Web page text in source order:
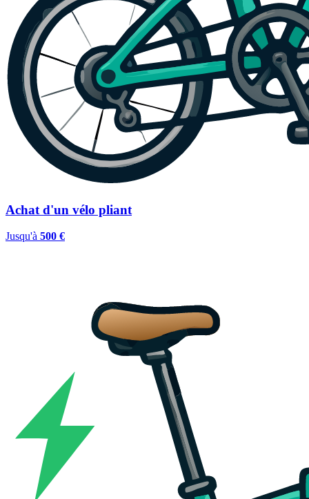
Achat d'un vélo pliant
Jusqu'à 500 €